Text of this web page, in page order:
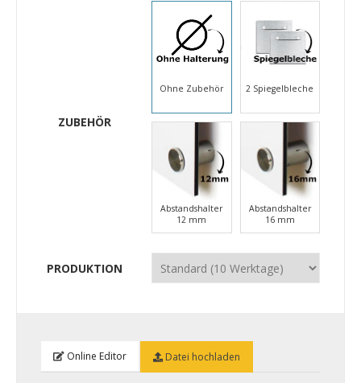
ZUBEHÖR
Ohne Zubehör 2 Spiegelbleche
Abstandshalter
12 mm
Abstandshalter
16 mm
PRODUKTION
Online Editor Datei hochladen